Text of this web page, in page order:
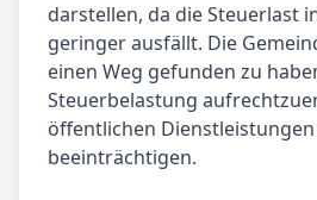
darstellen, da die Steuerlast
geringer ausfällt. Die
einen Weg gefunden zu
Steuerbelastung
öffentlichen Dienstleistungen
beeinträchtigen.